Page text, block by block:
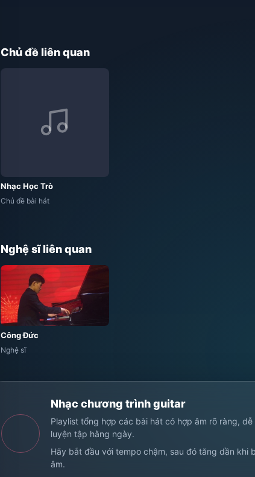
Chủ đề liên quan
Nhạc Học Trò
Chủ đề bài hát
Nghệ sĩ liên quan
Công Đức
Nghệ sĩ
Nhạc chương trình guitar
Playlist tổng hợp các bài hát có hợp âm rõ ràng,
luyện tập hằng ngày.
Hãy bắt đầu với tempo chậm, sau đó tăng dần khi
âm.